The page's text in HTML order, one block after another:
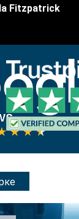
Fitzpatrick